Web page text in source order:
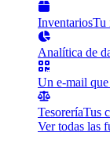
InventariosTu
Analítica de
Un e-mail
TesoreríaTus
Ver todas las